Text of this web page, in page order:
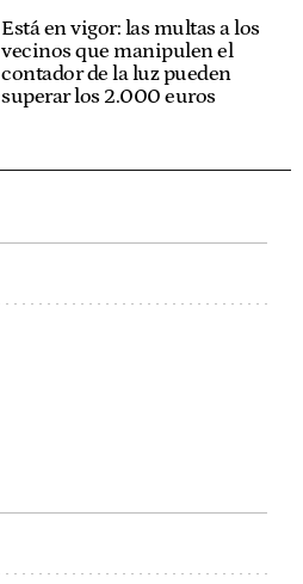
Está en vigor: las multas a los
vecinos que manipulen el
contador de la luz pueden
superar los 2.000 euros